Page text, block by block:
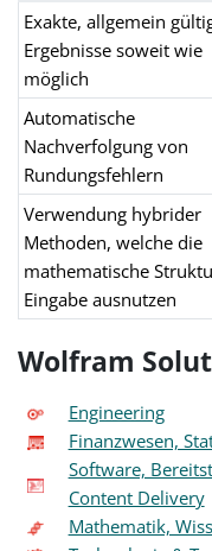
Exakte, allgemein
Ergebnisse soweit wie
möglich
Automatische
Nachverfolgung von
Rundungsfehlern
Verwendung hybrider
Methoden, welche die
mathematische
Eingabe ausnutzen
Wolfram
Engineering
Finanzwesen,
Software,
Content Delivery
Mathematik,